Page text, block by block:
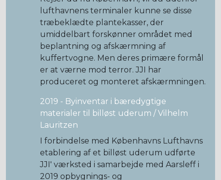
lufthavnens terminaler kunne se disse
træbeklædte plantekasser, der
umiddelbart forskønner området med
beplantning og afskærmning af
kuffertvogne. Men deres primære formål
er at værne mod terror. JJI har
produceret og monteret afskærmningen.
2019 - Byinventar i bæredygtige
materialer til billøst uderum / Vilhelm
Lauritzen
I forbindelse med Københavns Lufthavns
etablering af et billøst uderum udførte
JJI' værksted i samarbejde med Aarsleff i
2019 opbygnings- og